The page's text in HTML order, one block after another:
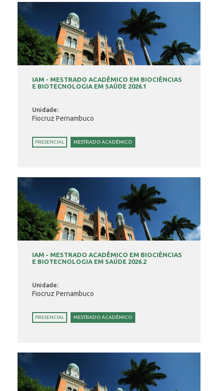
IAM - MESTRADO ACADÊMICO EM BIOCIÊNCIAS
E BIOTECNOLOGIA EM SAÚDE 2026.1
Unidade:
Fiocruz Pernambuco
PRESENCIAL MESTRADO ACADÊMICO
IAM - MESTRADO ACADÊMICO EM BIOCIÊNCIAS
E BIOTECNOLOGIA EM SAÚDE 2026.2
Unidade:
Fiocruz Pernambuco
PRESENCIAL MESTRADO ACADÊMICO